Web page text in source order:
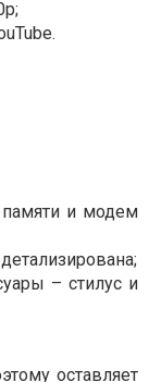
и модем
– стилус и
оставляет